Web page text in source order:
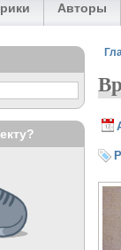
Авторы